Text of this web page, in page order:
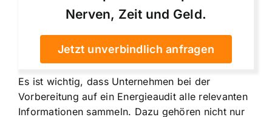
Nerven, Zeit und Geld.
Jetzt unverbindlich anfragen
Es ist wichtig, dass Unternehmen bei der
Vorbereitung auf ein Energieaudit alle relevanten
Informationen sammeln. Dazu gehören nicht nur